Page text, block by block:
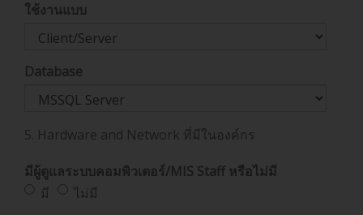
ใช้งานแบบ
Database
5. Hardware and Network ที่มีในองค์กร
มีผู้ดูแลระบบคอมพิวเตอร์/MIS Staff หรือไม่มี
มี
ไม่มี